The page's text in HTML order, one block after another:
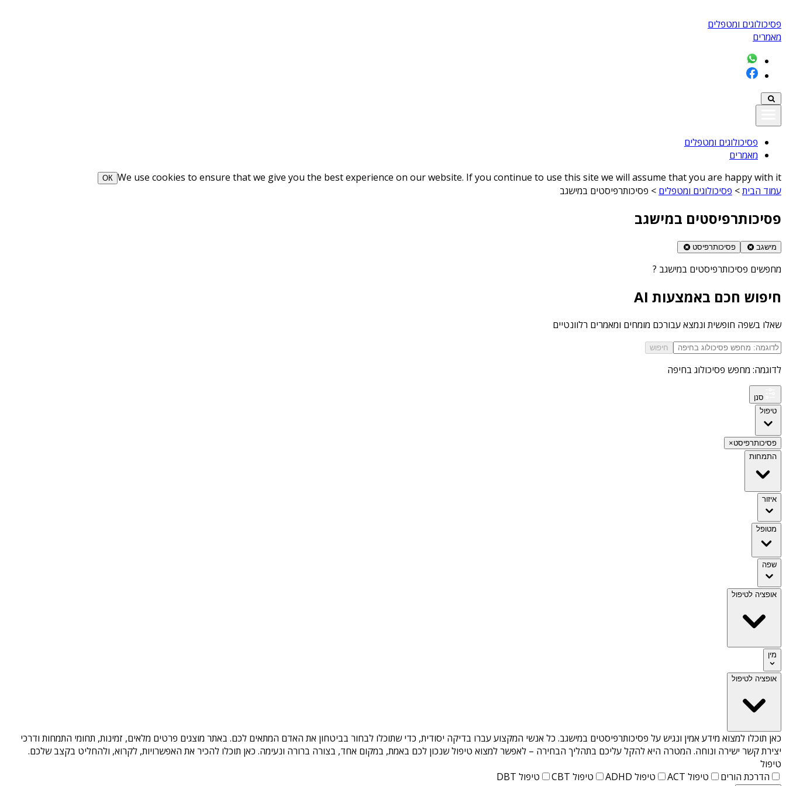
פסיכולוגים ומטפלים
מאמרים
פסיכולוגים ומטפלים
מאמרים
We use cookies to ensure that we give you the best experience on our website. If you continue to use this site we will assume that you are happy with it
ОК
עמוד הבית> פסיכולוגים ומטפלים > פסיכותרפיסטים במישגב
פסיכותרפיסטים במישגב
מישגב פסיכותרפיסט
מחפשים פסיכותרפיסטים במישגב ?
חיפוש חכם באמצעות AI
שאלו בשפה חופשית ונמצא עבורכם מומחים ומאמרים רלוונטיים
חיפוש
לדוגמה: מחפש פסיכולוג בחיפה
סנן
טיפול
פסיכותרפיסט×
התמחות
איזור
מטופל
שפה
אופציה לטיפול
מין
אופציה לטיפול
כאן תוכלו למצוא מידע אמין ונגיש על פסיכותרפיסטים במישגב. כל אנשי המקצוע עברו בדיקה יסודית, כדי שתוכלו לבחור בביטחון את האדם המתאים לכם. באתר מוצגים פרטים מלאים, זמינות, תחומי התמחות ודרכי
יצירת קשר ישירה ונוחה. המטרה היא להקל עליכם בתהליך הבחירה – לאפשר למצוא טיפול שנכון לכם באמת, במקום אחד, בצורה ברורה ונעימה. כאן תוכלו להכיר את האפשרויות, לקרוא, ולהחליט בקצב שלכם.
טיפול
הדרכת הורים
טיפול ACT טיפול ADHD טיפול CBT טיפול DBT